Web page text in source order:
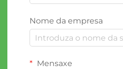
Nome da empresa
Mensaxe